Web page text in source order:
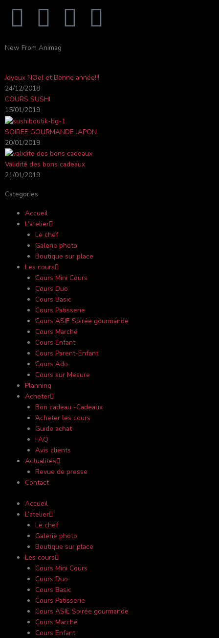
F
a
c
e
b
o
o
k
-
Y
o
u
t
u
b
e
I
s
t
g
r
T
i
p
d
New From Animag
Joyeux NOel et Bonne année!!!
24/12/2018
COURS SUSHI
15/01/2019
SOIREE GOURMANDE JAPON
20/01/2019
Validité des bons cadeaux
21/01/2019
Categories
Accueil
L’atelier
Le chef
Galerie photo
Boutique sur place
Les cours
Cours Mini Cours
Cours Duo
Cours Basic
Cours Patisserie
Cours ASIE Soirée gourmande
Cours Marché
Cours Enfant
Cours Parent-Enfant
Cours Ado
Cours sur Mesure
Planning
Acheter
Bon cadeau -Cadeaux
Acheter les cours
Guide achat
FAQ
Avis clients
Actualités
Revue de presse
Contact
Accueil
L’atelier
Le chef
Galerie photo
Boutique sur place
Les cours
Cours Mini Cours
Cours Duo
Cours Basic
Cours Patisserie
Cours ASIE Soirée gourmande
Cours Marché
Cours Enfant